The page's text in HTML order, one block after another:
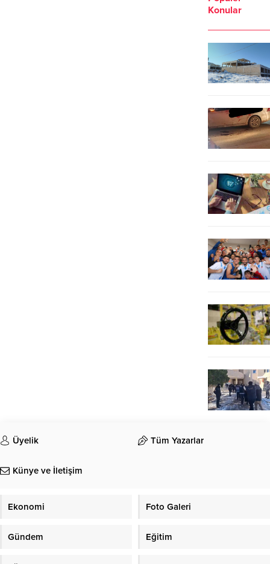
Mihalıççık Yeşil Keşif ve Yunus
doğa, tarih, kültür ve inancı aynı
yolculukta buluşturacak eşsiz
birdeneyim sunuyor. 31 Temmuz
gerçekleştirilecek etkinlikte
Konular
Üyelik Tüm Yazarlar
Künye ve İletişim
Ekonomi Foto Galeri
Gündem Eğitim